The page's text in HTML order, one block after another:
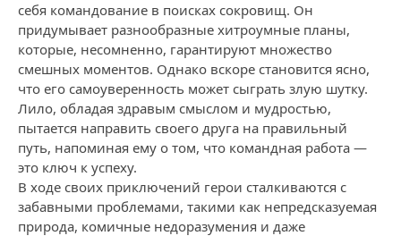
себя командование в поисках сокровищ. Он
придумывает разнообразные хитроумные планы,
которые, несомненно, гарантируют множество
смешных моментов. Однако вскоре становится ясно,
что его самоуверенность может сыграть злую шутку.
Лило, обладая здравым смыслом и мудростью,
пытается направить своего друга на правильный
путь, напоминая ему о том, что командная работа —
это ключ к успеху.
В ходе своих приключений герои сталкиваются с
забавными проблемами, такими как непредсказуемая
природа, комичные недоразумения и даже